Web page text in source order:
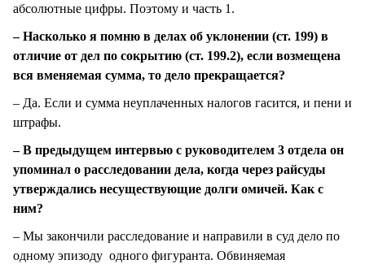
абсолютные цифры. Поэтому и часть 1.
– Насколько я помню в делах об уклонении (ст. 199) в
отличие от дел по сокрытию (ст. 199.2), если возмещена
вся вменяемая сумма, то дело прекращается?
– Да. Если и сумма неуплаченных налогов гасится, и пени и
штрафы.
– В предыдущем интервью с руководителем 3 отдела он
упоминал о расследовании дела, когда через райсуды
утверждались несуществующие долги омичей. Как с
ним?
– Мы закончили расследование и направили в суд дело по
одному эпизоду одного фигуранта. Обвиняемая